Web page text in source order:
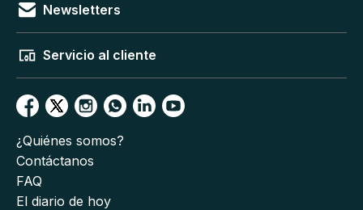
Newsletters
Servicio al cliente
¿Quiénes somos?
Contáctanos
FAQ
El diario de hoy